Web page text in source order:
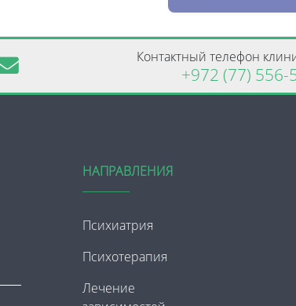
Контактный телефон
+972 (77) 556-
НАПРАВЛЕНИЯ
Психиатрия
Психотерапия
Лечение